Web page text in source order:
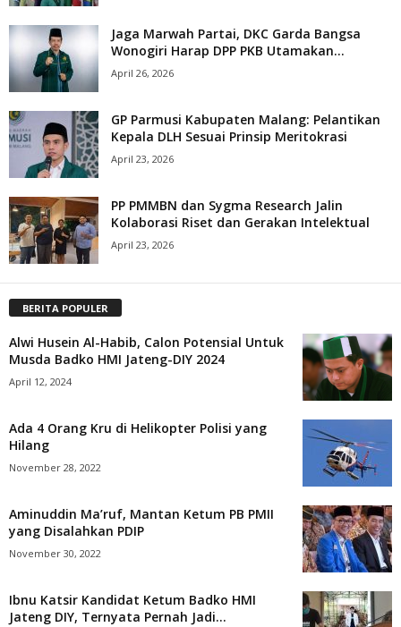
Jaga Marwah Partai, DKC Garda Bangsa
Wonogiri Harap DPP PKB Utamakan...
April 26, 2026
GP Parmusi Kabupaten Malang: Pelantikan
Kepala DLH Sesuai Prinsip Meritokrasi
April 23, 2026
PP PMMBN dan Sygma Research Jalin
Kolaborasi Riset dan Gerakan Intelektual
April 23, 2026
BERITA POPULER
Alwi Husein Al-Habib, Calon Potensial Untuk
Musda Badko HMI Jateng-DIY 2024
April 12, 2024
Ada 4 Orang Kru di Helikopter Polisi yang
Hilang
November 28, 2022
Aminuddin Ma’ruf, Mantan Ketum PB PMII
yang Disalahkan PDIP
November 30, 2022
Ibnu Katsir Kandidat Ketum Badko HMI
Jateng DIY, Ternyata Pernah Jadi...